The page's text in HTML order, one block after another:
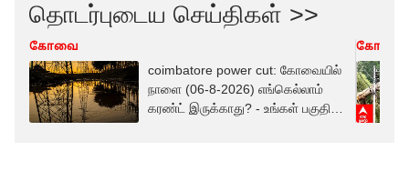
தொடர்புடைய செய்திகள் >>
கோவை
coimbatore power cut: கோவையில்
நாளை (06-8-2026) எங்கெல்லாம்
கரண்ட் இருக்காது? - உங்கள் பகுதி
கோவை